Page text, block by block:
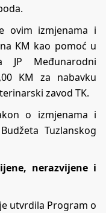
ovim izmjenama i
KM kao pomoć u
JP Međunarodni
KM za nabavku
zavod TK.
o izmjenama i
Tuzlanskog
nerazvijene i
utvrdila Program o